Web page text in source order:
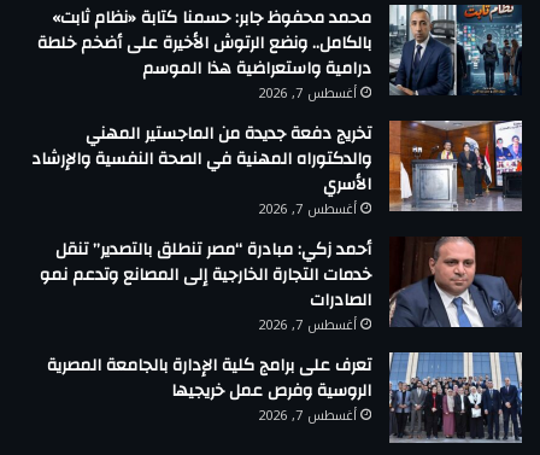
محمد محفوظ جابر: حسمنا كتابة «نظام ثابت»
بالكامل.. ونضع الرتوش الأخيرة على أضخم خلطة
درامية واستعراضية هذا الموسم
أغسطس 7, 2026
تخريج دفعة جديدة من الماجستير المهني
والدكتوراه المهنية في الصحة النفسية والإرشاد
الأسري
أغسطس 7, 2026
أحمد زكي: مبادرة “مصر تنطلق بالتصدير” تنقل
خدمات التجارة الخارجية إلى المصانع وتدعم نمو
الصادرات
أغسطس 7, 2026
تعرف على برامج كلية الإدارة بالجامعة المصرية
الروسية وفرص عمل خريجيها
أغسطس 7, 2026